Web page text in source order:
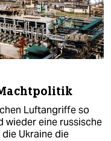
Luftangriffe so
wieder eine russische
Ukraine die